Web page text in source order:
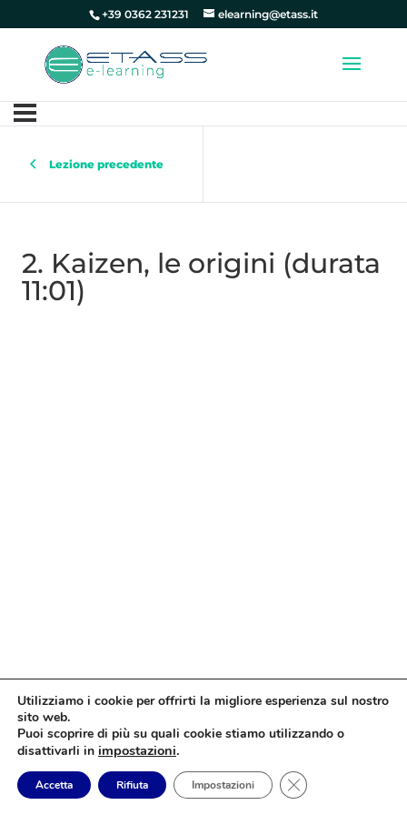
+39 0362 231231 elearning@etass.it
Lezione precedente
2. Kaizen, le origini (durata
11:01)
Utilizziamo i cookie per offrirti la migliore esperienza sul nostro
sito web.
Puoi scoprire di più su quali cookie stiamo utilizzando o
disattivarli in impostazioni.
Accetta Rifiuta Impostazioni Close GDPR